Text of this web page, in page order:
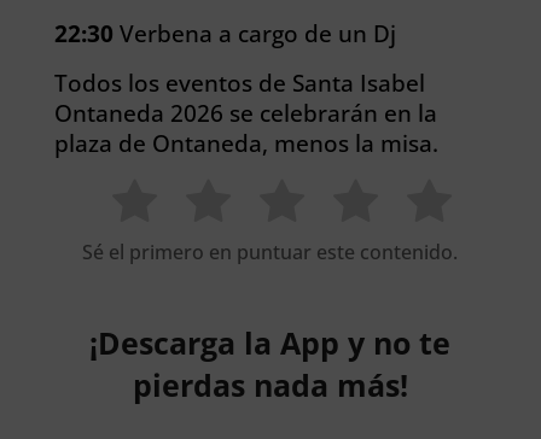
22:30 Verbena a cargo de un Dj
Todos los eventos de Santa Isabel
Ontaneda 2026 se celebrarán en la
plaza de Ontaneda, menos la misa.
Sé el primero en puntuar este contenido.
¡Descarga la App y no te
pierdas nada más!